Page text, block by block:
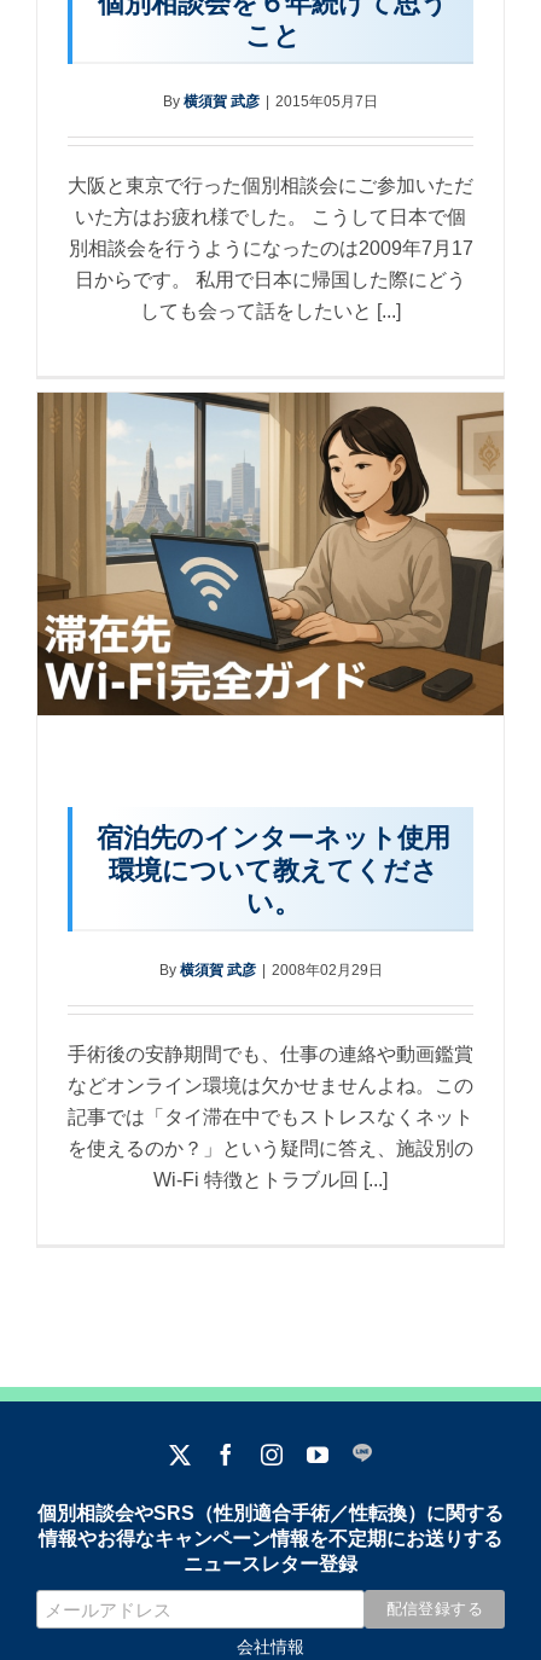
こと
By 横須賀 武彦 2015年05月7日
大阪と東京で行った個別相談会にご参加いただ
いた方はお疲れ様でした。 こうして日本で個
別相談会を行うようになったのは2009年7月17
日からです。 私用で日本に帰国した際にどう
しても会って話をしたいと [...]
宿泊先のインターネット使用
環境について教えてくださ
い。
By 横須賀 武彦 | 2008年02月29日
手術後の安静期間でも、仕事の連絡や動画鑑賞
などオンライン環境は欠かせませんよね。この
記事では「タイ滞在中でもストレスなくネット
を使えるのか？」という疑問に答え、施設別の
Wi-Fi 特徴とトラブル回 [...]
個別相談会やSRS（性別適合手術／性転換）に関する
情報やお得なキャンペーン情報を不定期にお送りする
ニュースレター登録
会社情報